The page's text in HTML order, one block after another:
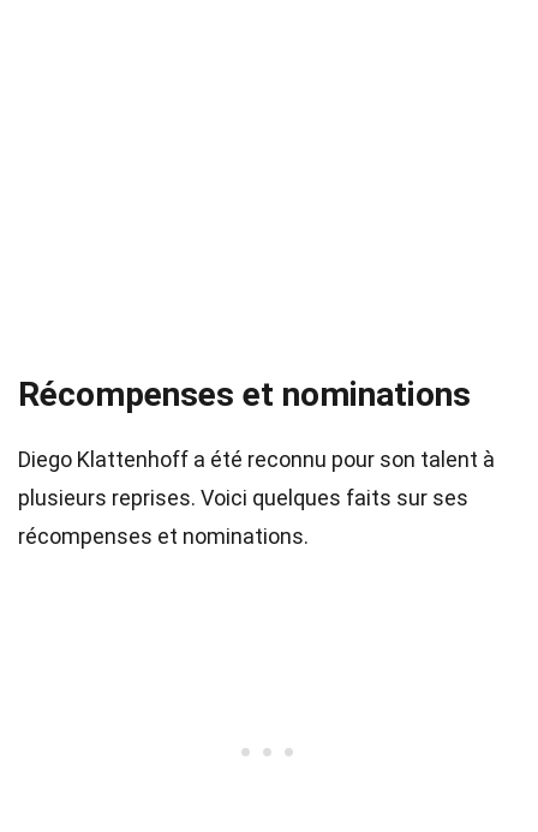
Récompenses et nominations
Diego Klattenhoff a été reconnu pour son talent à
plusieurs reprises. Voici quelques faits sur ses
récompenses et nominations.